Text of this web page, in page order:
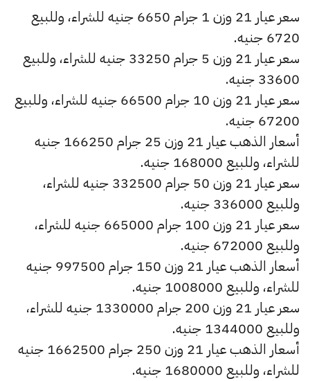
سعر عيار 21 وزن 1 جرام 6650 جنيه للشراء، وللبيع
6720 جنيه.
سعر عيار 21 وزن 5 جرام 33250 جنيه للشراء، وللبيع
33600 جنيه.
سعر عيار 21 وزن 10 جرام 66500 جنيه للشراء، وللبيع
67200 جنيه.
أسعار الذهب عيار 21 وزن 25 جرام 166250 جنيه
للشراء، وللبيع 168000 جنيه.
سعر عيار 21 وزن 50 جرام 332500 جنيه للشراء،
وللبيع 336000 جنيه.
سعر عيار 21 وزن 100 جرام 665000 جنيه للشراء،
وللبيع 672000 جنيه.
أسعار الذهب عيار 21 وزن 150 جرام 997500 جنيه
للشراء، وللبيع 1008000 جنيه.
سعر عيار 21 وزن 200 جرام 1330000 جنيه للشراء،
وللبيع 1344000 جنيه.
أسعار الذهب عيار 21 وزن 250 جرام 1662500 جنيه
للشراء، وللبيع 1680000 جنيه.